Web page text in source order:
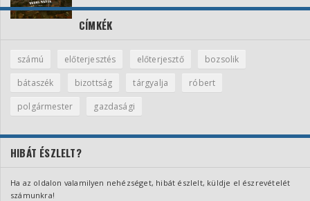
CÍMKÉK
számú előterjesztés előterjesztő
bozsolik
bátaszék
bizottság tárgyalja
róbert
polgármester
gazdasági
HIBÁT ÉSZLELT?
Ha az oldalon valamilyen nehézséget, hibát észlelt, küldje el észrevételét
számunkra!